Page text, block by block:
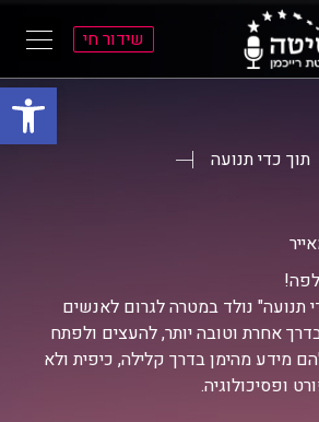
פתח
שידור חי
תוך כדי תנועה
תנועה" נולד במטרה לגרום לאנשים
אחרת וטובה יותר, להעצים ולפתח
מידע מהימן בדרך קלילה, כיפית ולא
ופסיכולוגיה.